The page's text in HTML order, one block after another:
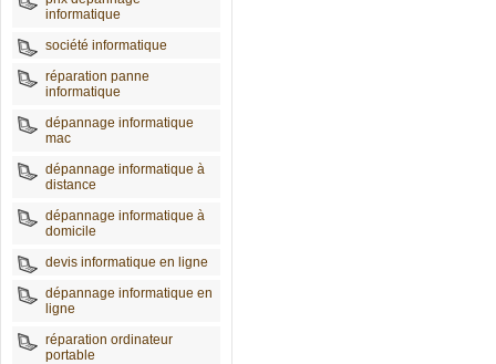
informatique
société informatique
réparation panne
informatique
dépannage informatique
mac
dépannage informatique à
distance
dépannage informatique à
domicile
devis informatique en ligne
dépannage informatique en
ligne
réparation ordinateur
portable